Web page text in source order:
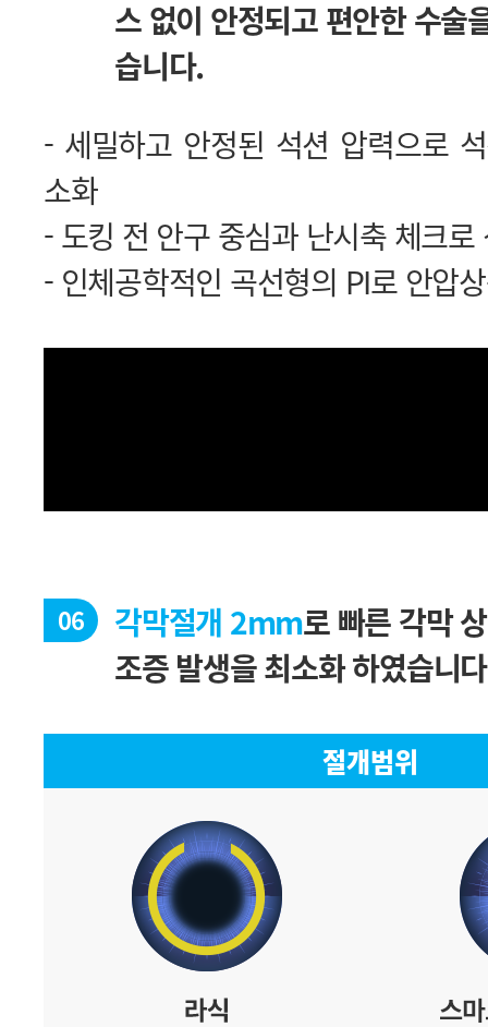
습니다.
소화
- 도킹 전 안구 중심과 난시축 체크
- 인체공학적인 곡선형의 PI로 안압
06
각막절개 2mm
조증 발생을 최소화 하였습니
절개범위